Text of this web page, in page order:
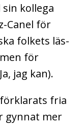
kollega
Canel för
folkets läs-
för
jag kan).
fria
gynnat mer